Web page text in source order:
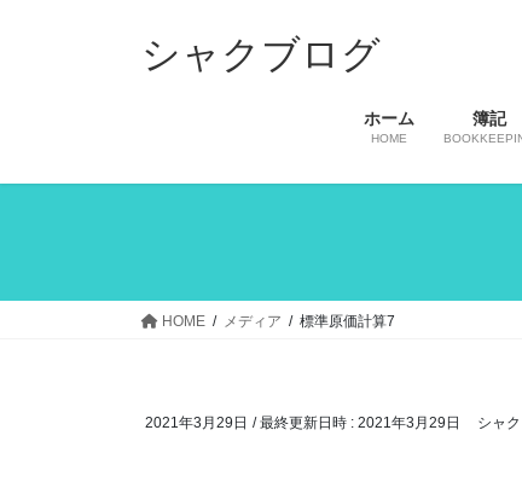
ス
ン
シャクブログ
ホーム
HOME
簿記
HOME メディア 標準原価計算7
2021年3月29日 / 最終更新日時 : 2021年3月29日 シャク